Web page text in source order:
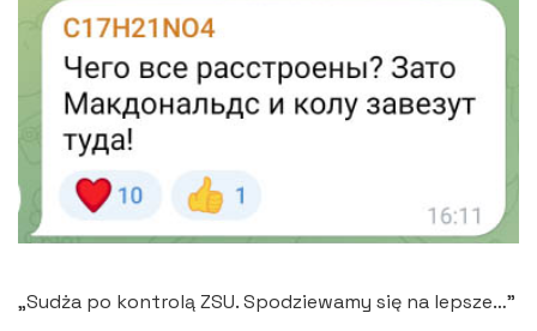
„Sudża po kontrolą ZSU. Spodziewamy się na lepsze…”